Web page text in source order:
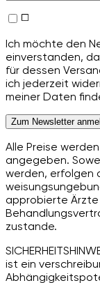
Ich möchte den
einverstanden,
für dessen
ich jederzeit
meiner Daten
Zum Newsletter
Alle Preise
angegeben.
werden, erfolgen
approbierte Ärzte
zustande.
ist ein